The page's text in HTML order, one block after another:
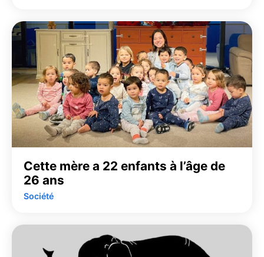
Cette mère a 22 enfants à l’âge de
26 ans
Société